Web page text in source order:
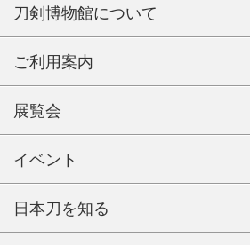
刀剣博物館について
ご利用案内
展覧会
イベント
日本刀を知る